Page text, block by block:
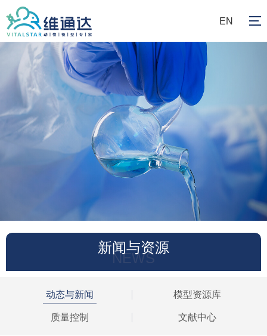
EN
新闻与资源
NEWS
动态与新闻 模型资源库
质量控制 文献中心